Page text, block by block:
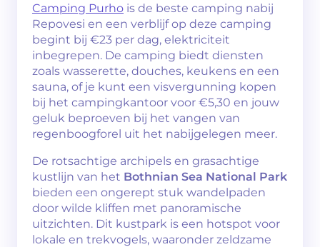
Camping Purho is de beste camping nabij
Repovesi en een verblijf op deze camping
begint bij €23 per dag, elektriciteit
inbegrepen. De camping biedt diensten
zoals wasserette, douches, keukens en een
sauna, of je kunt een visvergunning kopen
bij het campingkantoor voor €5,30 en jouw
geluk beproeven bij het vangen van
regenboogforel uit het nabijgelegen meer.
De rotsachtige archipels en grasachtige
kustlijn van het Bothnian Sea National Park
bieden een ongerept stuk wandelpaden
door wilde kliffen met panoramische
uitzichten. Dit kustpark is een hotspot voor
lokale en trekvogels, waaronder zeldzame